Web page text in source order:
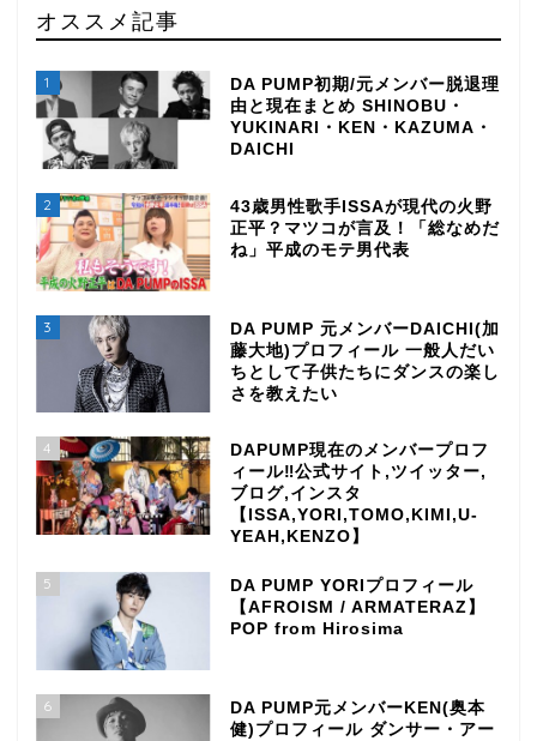
オススメ記事
1
DA PUMP初期/元メンバー脱退理
由と現在まとめ SHINOBU・
YUKINARI・KEN・KAZUMA・
DAICHI
2
43歳男性歌手ISSAが現代の火野
正平？マツコが言及！「総なめだ
ね」平成のモテ男代表
3
DA PUMP 元メンバーDAICHI(加
藤大地)プロフィール 一般人だい
ちとして子供たちにダンスの楽し
さを教えたい
4
DAPUMP現在のメンバープロフ
ィール‼公式サイト,ツイッター,
ブログ,インスタ
【ISSA,YORI,TOMO,KIMI,U-
YEAH,KENZO】
5
DA PUMP YORIプロフィール
【AFROISM / ARMATERAZ】
POP from Hirosima
6
DA PUMP元メンバーKEN(奥本
健)プロフィール ダンサー・アー